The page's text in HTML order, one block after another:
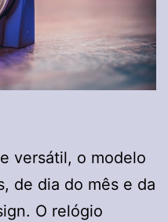
versátil, o modelo
de dia do mês e da
O relógio